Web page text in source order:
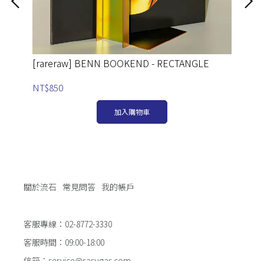
[rareraw] BENN BOOKEND - RECTANGLE
NT$850
加入購物車
關於流石 常見問答 我的帳戶
客服專線：02-8772-3330
客服時間：09:00-18:00